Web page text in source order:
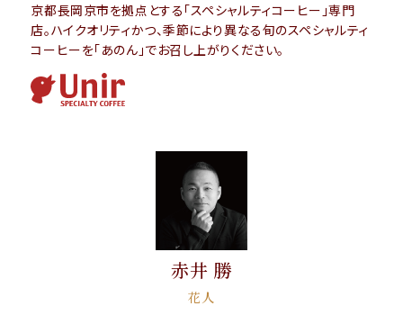
京都長岡京市を拠点とする「スペシャルティコーヒー」専門
店。ハイクオリティかつ、季節により異なる旬のスペシャルティ
コーヒーを「あのん」でお召し上がりください。
赤井 勝
花人